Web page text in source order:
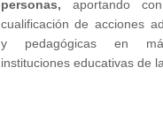
personas, aportando
cualificación de acciones
y pedagógicas en
instituciones educativas de